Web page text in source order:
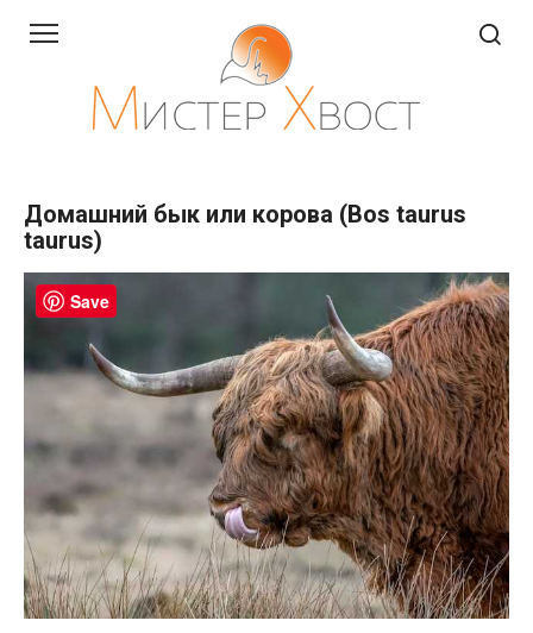
Домашний бык или корова (Bos taurus
taurus)
Save